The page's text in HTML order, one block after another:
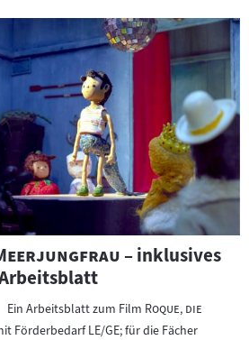
"
– inklusives
Ein Arbeitsblatt zum Film "Roque, die
Förderbedarf LE/GE; für die Fächer